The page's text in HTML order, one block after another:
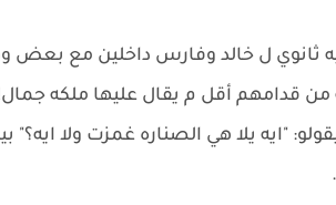
ثانوي ل خالد وفارس داخلين مع بعض
قدامهم أقل م يقال عليها ملكه جمال!
"ايه يلا هي الصناره غمزت ولا